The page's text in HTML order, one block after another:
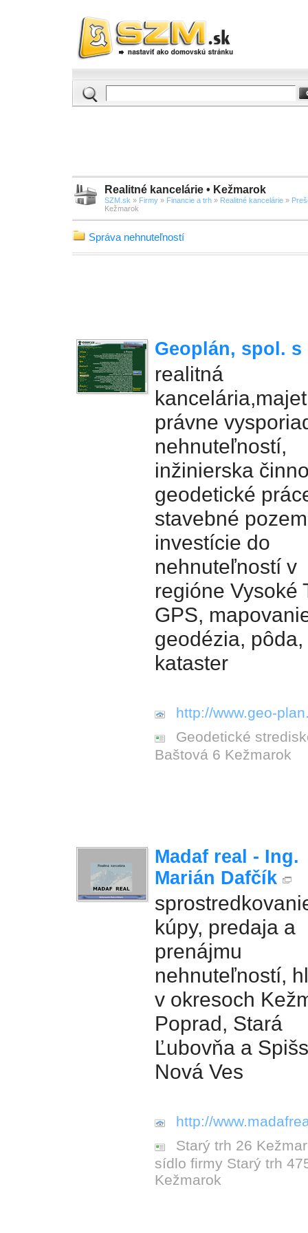
Realitné kancelárie • Kežmarok
SZM.sk » Firmy » Financie a trh » Realitné kancelárie »
Kežmarok
Správa nehnuteľností
Geoplán, spol. s
realitná
právne
nehnuteľností,
inžinierska
geodetické
stavebné
investície do
nehnuteľností v
regióne Vysoké
GPS,
geodézia, pôda,
kataster
http://www.geo-
Geodetické
Baštová 6 Kežmarok
Madaf real - Ing.
Marián Dafčík
kúpy, predaja a
prenájmu
nehnuteľností,
v okresoch
Poprad, Stará
Ľubovňa a
Nová Ves
http://
Starý trh 26
sídlo firmy Starý trh
Kežmarok